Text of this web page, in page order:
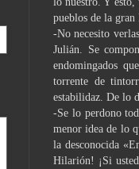
pueblos de la
-No necesito
Julián. Se
endomingados
torrente de
estabilidaz. De lo
-Se lo perdono
menor idea de lo
la desconocida
Hilarión! ¡Si